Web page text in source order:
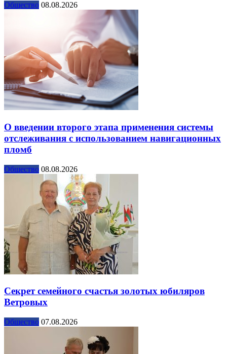
Общество 08.08.2026
О введении второго этапа применения системы
отслеживания с использованием навигационных
пломб
Общество 08.08.2026
Секрет семейного счастья золотых юбиляров
Ветровых
Общество 07.08.2026